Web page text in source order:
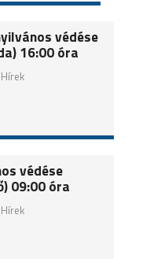
védése
16:00 óra
Hírek
védése
09:00 óra
Hírek